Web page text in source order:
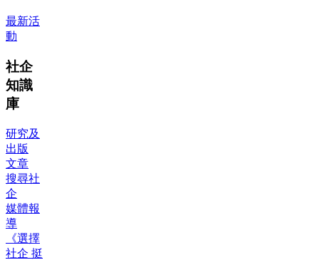
最新活
動
社企
知識
庫
研究及
出版
文章
搜尋社
企
媒體報
導
《選擇
社企 挺